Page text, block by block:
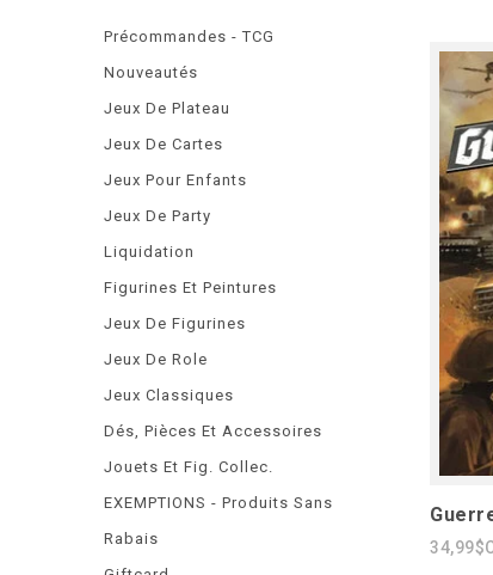
Précommandes - TCG
Nouveautés
Jeux De Plateau
Jeux De Cartes
Jeux Pour Enfants
Jeux De Party
Liquidation
Figurines Et Peintures
Jeux De Figurines
Jeux De Role
Jeux Classiques
Dés, Pièces Et Accessoires
Jouets Et Fig. Collec.
EXEMPTIONS - Produits Sans
Rabais